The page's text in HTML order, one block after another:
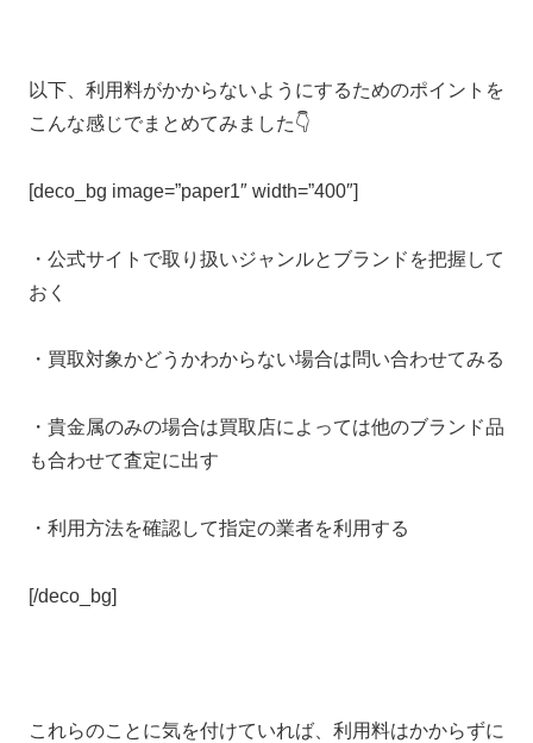
以下、利用料がかからないようにするためのポイントを
こんな感じでまとめてみました👇
[deco_bg image=”paper1″ width=”400″]
・公式サイトで取り扱いジャンルとブランドを把握して
おく
・買取対象かどうかわからない場合は問い合わせてみる
・貴金属のみの場合は買取店によっては他のブランド品
も合わせて査定に出す
・利用方法を確認して指定の業者を利用する
[/deco_bg]
これらのことに気を付けていれば、利用料はかからずに